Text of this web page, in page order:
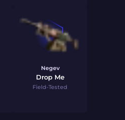
Negev
Drop Me
Field-Tested